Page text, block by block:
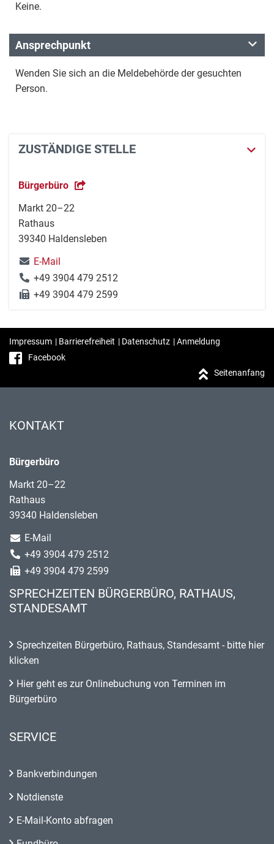
Keine.
Ansprechpunkt
Wenden Sie sich an die Meldebehörde der gesuchten
Person.
ZUSTÄNDIGE STELLE
Bürgerbüro
Markt 20–22
Rathaus
39340 Haldensleben
E-Mail
+49 3904 479 2512
+49 3904 479 2599
Impressum | Barrierefreiheit | Datenschutz |Anmeldung
Facebook
Seitenanfang
KONTAKT
Bürgerbüro
Markt 20–22
Rathaus
39340 Haldensleben
E-Mail
+49 3904 479 2512
+49 3904 479 2599
SPRECHZEITEN BÜRGERBÜRO, RATHAUS,
STANDESAMT
Sprechzeiten Bürgerbüro, Rathaus, Standesamt - bitte hier
klicken
Hier geht es zur Onlinebuchung von Terminen im
Bürgerbüro
SERVICE
Bankverbindungen
Notdienste
E-Mail-Konto abfragen